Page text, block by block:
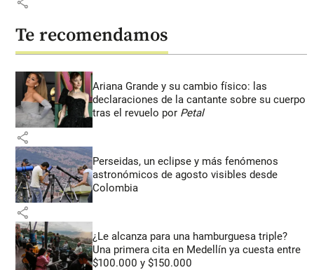
Te recomendamos
Ariana Grande y su cambio físico: las
declaraciones de la cantante sobre su cuerpo
tras el revuelo por Petal
share
Perseidas, un eclipse y más fenómenos
astronómicos de agosto visibles desde
Colombia
share
¿Le alcanza para una hamburguesa triple?
Una primera cita en Medellín ya cuesta entre
$100.000 y $150.000